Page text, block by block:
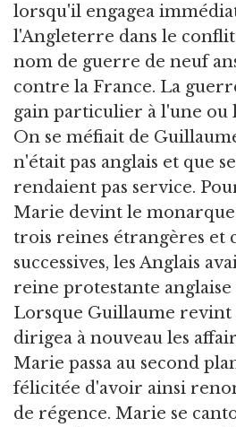
lorsqu'il engagea
l'Angleterre dans le
nom de guerre de neuf ans
contre la France. La
gain particulier à l'une ou
On se méfiait de
n'était pas anglais et que
rendaient pas service.
Marie devint le
trois reines étrangères et
successives, les Anglais
reine protestante anglaise
Lorsque Guillaume revint
dirigea à nouveau les
Marie passa au second
félicitée d'avoir ainsi
de régence. Marie se